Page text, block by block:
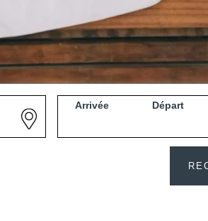
Arrivée Départ